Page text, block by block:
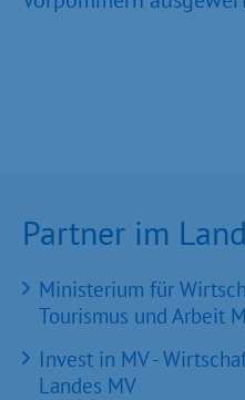
Partner im Land
Ministerium für
Tourismus und Arbeit
Invest in MV -
Landes MV